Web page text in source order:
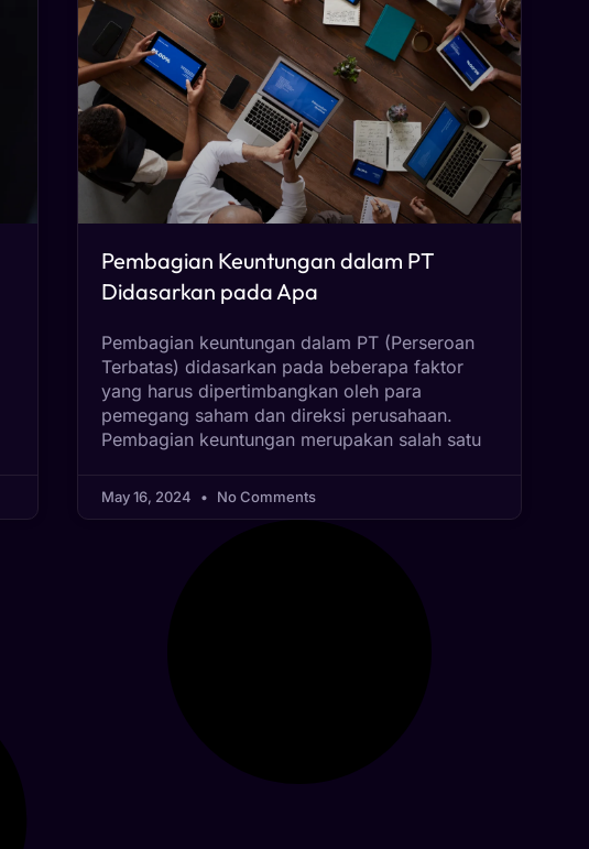
Pembagian Keuntungan dalam PT
Didasarkan pada Apa
Pembagian keuntungan dalam PT (Perseroan
Terbatas) didasarkan pada beberapa faktor
yang harus dipertimbangkan oleh para
pemegang saham dan direksi perusahaan.
Pembagian keuntungan merupakan salah satu
May 16, 2024 No Comments